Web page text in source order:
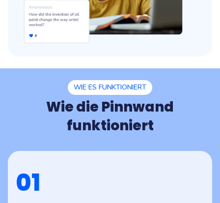
WIE ES FUNKTIONIERT
Wie die Pinnwand
funktioniert
01